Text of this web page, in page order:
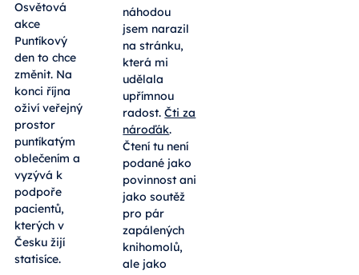
Osvětová
akce
Puntíkový
den to chce
změnit. Na
konci října
oživí veřejný
prostor
puntíkatým
oblečením a
vyzývá k
podpoře
pacientů,
kterých v
Česku žijí
statisíce.
Dnes to bude
osobní. Čirou
náhodou
jsem narazil
na stránku,
která mi
udělala
upřímnou
radost. Čti za
nároďák.
Čtení tu není
podané jako
povinnost ani
jako soutěž
pro pár
zapálených